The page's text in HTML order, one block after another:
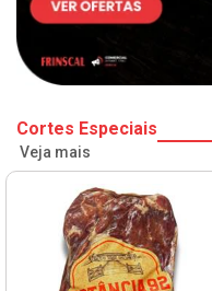
Cortes Especiais
Veja mais